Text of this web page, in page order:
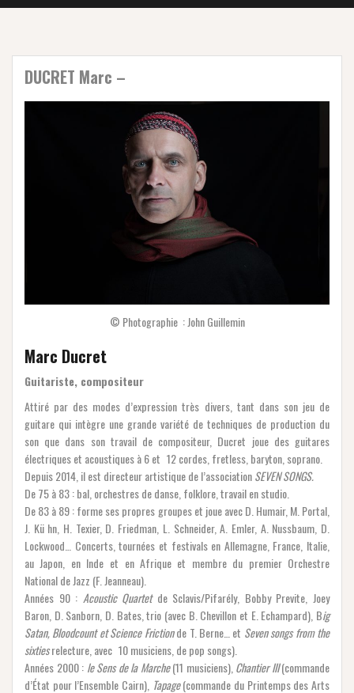
DUCRET Marc –
© Photographie : John Guillemin
Marc Ducret
Guitariste, compositeur
Attiré par des modes d’expression très divers, tant dans son jeu de
guitare qui intègre une grande variété de techniques de production du
son que dans son travail de compositeur, Ducret joue des guitares
électriques et acoustiques à 6 et 12 cordes, fretless, baryton, soprano.
Depuis 2014, il est directeur artistique de l’associationSEVEN SONGS.
De 75 à 83 : bal, orchestres de danse, folklore, travail en studio.
De 83 à 89 : forme ses propres groupes et joue avec D. Humair, M. Portal,
J. Kü hn, H. Texier, D. Friedman, L. Schneider, A. Emler, A. Nussbaum, D.
Lockwood… Concerts, tournées et festivals en Allemagne, France, Italie,
au Japon, en Inde et en Afrique et membre du premier Orchestre
National de Jazz (F. Jeanneau).
Années 90 : Acoustic Quartetde Sclavis/Pifarély, Bobby Previte, Joey
Baron, D. Sanborn, D. Bates, trio (avec B. Chevillon et E. Echampard), Big
Satan, Bloodcount et Science Frictionde T. Berne… et Seven songs from the
sixtiesrelecture, avec 10 musiciens, de pop songs).
Années 2000 : le Sens de la Marche(11 musiciens),Chantier III(commande
d’État pour l’Ensemble Cairn), Tapage(commande du Printemps des Arts